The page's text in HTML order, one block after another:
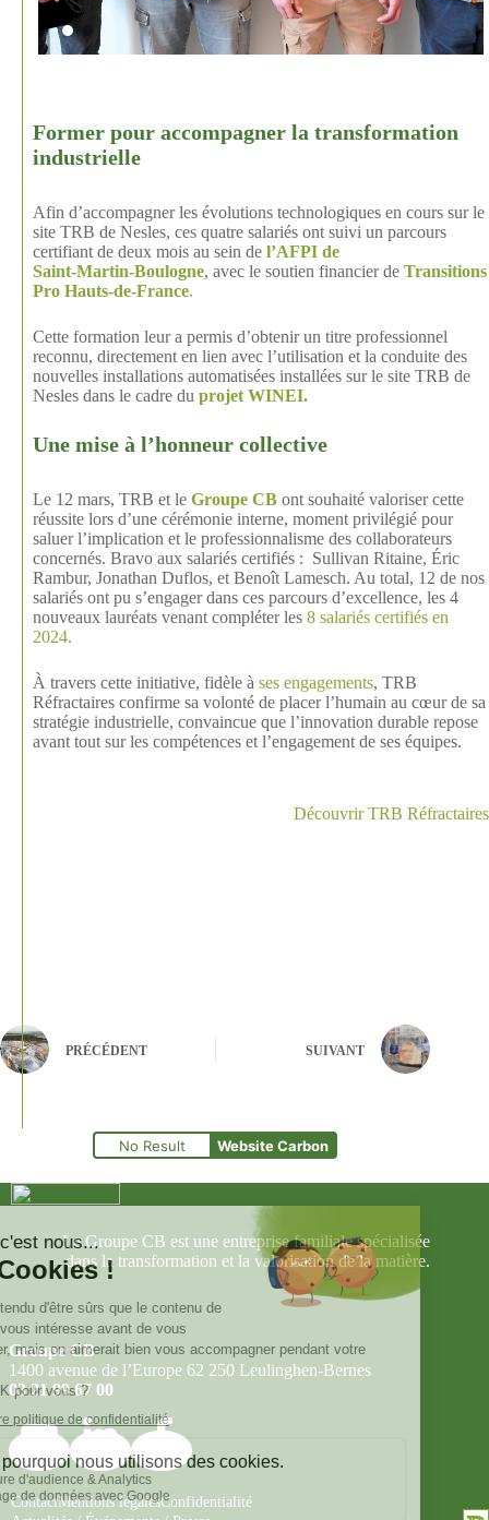
Former pour accompagner la transformation
industrielle
Afin d’accompagner les évolutions technologiques en cours sur le
site TRB de Nesles, ces quatre salariés ont suivi un parcours
certifiant de deux mois au sein de l’AFPI de
Saint‑Martin‑Boulogne, avec le soutien financier de Transitions
Pro Hauts‑de‑France.
Cette formation leur a permis d’obtenir un titre professionnel
reconnu, directement en lien avec l’utilisation et la conduite des
nouvelles installations automatisées installées sur le site TRB de
Nesles dans le cadre du projet WINEI.
Une mise à l’honneur collective
Le 12 mars, TRB et le Groupe CB ont souhaité valoriser cette
réussite lors d’une cérémonie interne, moment privilégié pour
saluer l’implication et le professionnalisme des collaborateurs
concernés. Bravo aux salariés certifiés : Sullivan Ritaine, Éric
Rambur, Jonathan Duflos, et Benoît Lamesch. Au total, 12 de nos
salariés ont pu s’engager dans ces parcours d’excellence, les 4
nouveaux lauréats venant compléter les 8 salariés certifiés en
2024.
À travers cette initiative, fidèle à ses engagements, TRB
Réfractaires confirme sa volonté de placer l’humain au cœur de sa
stratégie industrielle, convaincue que l’innovation durable repose
avant tout sur les compétences et l’engagement de ses équipes.
Découvrir TRB Réfractaires
PRÉCÉDENT SUIVANT
No Result Website Carbon
Le Groupe CB est une entreprise familiale spécialisée
dans la transformation et la valorisation de la matière.
Groupe CB
1400 avenue de l’Europe 62 250 Leulinghen-Bernes
03 21 99 67 00
ContactMentions légalesConfidentialité